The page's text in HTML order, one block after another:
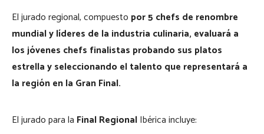
El jurado regional, compuesto por 5 chefs de renombre
mundial y líderes de la industria culinaria, evaluará a
los jóvenes chefs finalistas probando sus platos
estrella y seleccionando el talento que representará a
la región en la Gran Final.
El jurado para la Final RegionalIbérica incluye: